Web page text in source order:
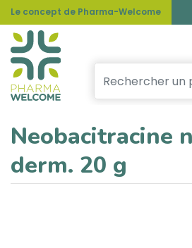
Le concept de Pharma-Welcome
Neobacitracine
derm. 20 g